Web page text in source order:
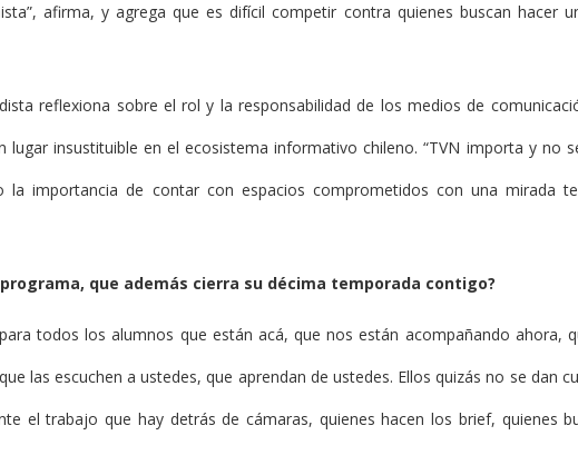
afirma, y agrega que es difícil competir contra quienes buscan hacer
reflexiona sobre el rol y la responsabilidad de los medios de
lugar insustituible en el ecosistema informativo chileno. “TVN importa y no
la importancia de contar con espacios comprometidos con una mirada
que además cierra su décima temporada contigo?
todos los alumnos que están acá, que nos están acompañando ahora,
las escuchen a ustedes, que aprendan de ustedes. Ellos quizás no se dan
el trabajo que hay detrás de cámaras, quienes hacen los brief, quienes